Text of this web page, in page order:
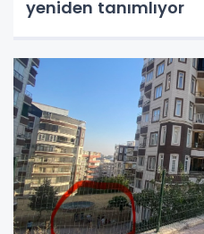
yeniden tanımlıyor